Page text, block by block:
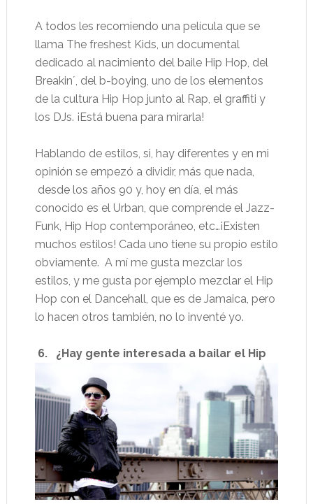
A todos les recomiendo una película que se
llama The freshest Kids, un documental
dedicado al nacimiento del baile Hip Hop, del
Breakin´, del b-boying, uno de los elementos
de la cultura Hip Hop junto al Rap, el graffiti y
los DJs. ¡Está buena para mirarla!
Hablando de estilos, si, hay diferentes y en mi
opinión se empezó a dividir, más que nada,
desde los años 90 y, hoy en día, el más
conocido es el Urban, que comprende el Jazz-
Funk, Hip Hop contemporáneo, etc…¡Existen
muchos estilos! Cada uno tiene su propio estilo
obviamente. A mí me gusta mezclar los
estilos, y me gusta por ejemplo mezclar el Hip
Hop con el Dancehall, que es de Jamaica, pero
lo hacen otros también, no lo inventé yo.
6. ¿Hay gente interesada a bailar el Hip